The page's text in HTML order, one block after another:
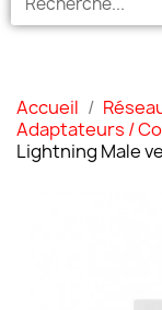
Accueil
Adaptateurs /
Lightning Male